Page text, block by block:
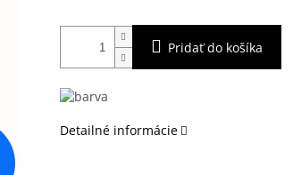
Pridať do košíka
Detailné informácie